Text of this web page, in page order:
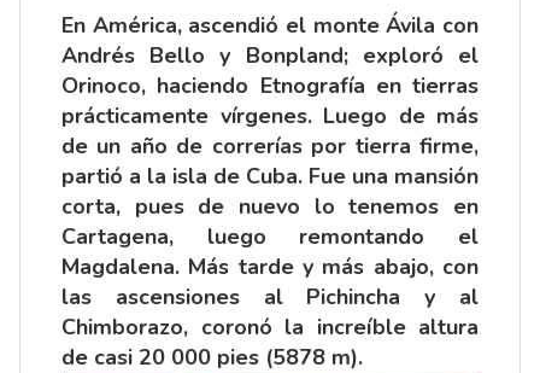
En América, ascendió el monte Ávila con
Andrés Bello y Bonpland; exploró el
Orinoco, haciendo Etnografía en tierras
prácticamente vírgenes. Luego de más
de un año de correrías por tierra firme,
partió a la isla de Cuba. Fue una mansión
corta, pues de nuevo lo tenemos en
Cartagena, luego remontando el
Magdalena. Más tarde y más abajo, con
las ascensiones al Pichincha y al
Chimborazo, coronó la increíble altura
de casi 20 000 pies (5878 m).